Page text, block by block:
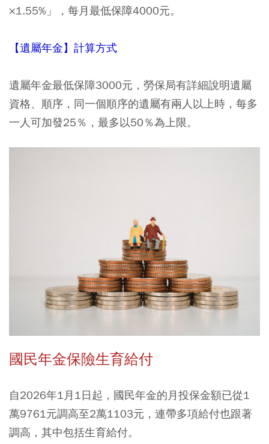
×1.55%」，每月最低保障4000元。
【遺屬年金】計算方式
遺屬年金最低保障3000元，勞保局有詳細說明遺屬
資格、順序，同一個順序的遺屬有兩人以上時，每多
一人可加發25％，最多以50％為上限。
國民年金保險生育給付
自2026年1月1日起，國民年金的月投保金額已從1
萬9761元調高至2萬1103元，連帶多項給付也跟著
調高，其中包括生育給付。